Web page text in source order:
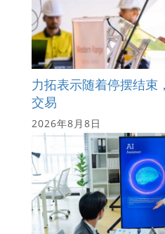
力拓表示随着停摆结束
交易
2026年8月8日